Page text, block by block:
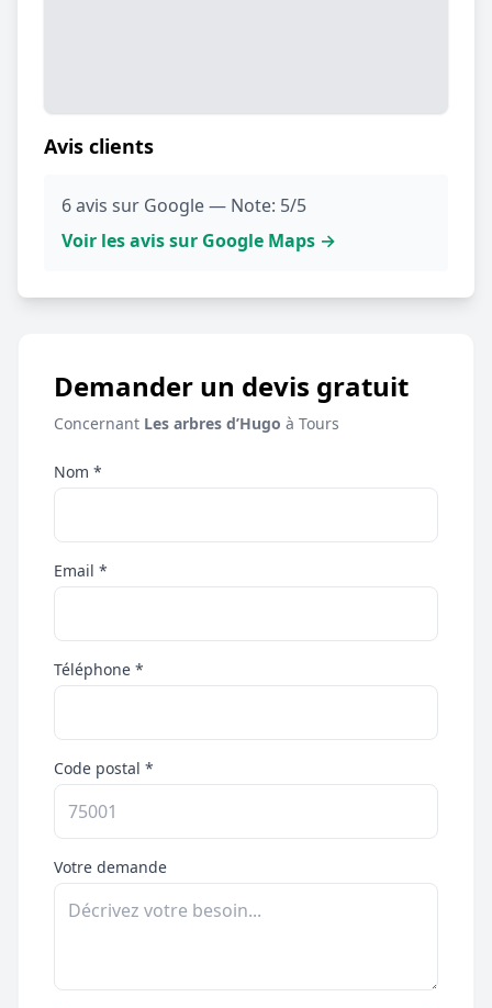
Avis clients
6 avis sur Google — Note: 5/5
Voir les avis sur Google Maps →
Demander un devis gratuit
Concernant Les arbres d’Hugo à Tours
Nom *
Email *
Téléphone *
Code postal *
Votre demande